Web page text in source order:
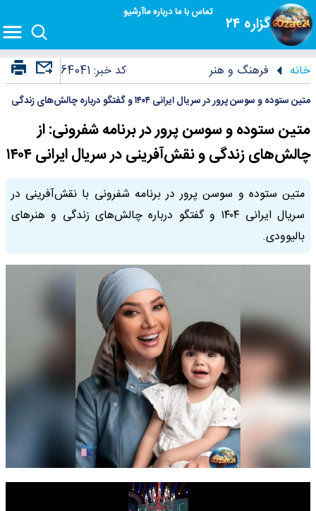
گزاره ۲۴
تماس با مادرباره ماآرشیو
خانه فرهنگ و هنر کد خبر:64041
متین ستوده و سوسن پرور در سریال ایرانی ۱۴۰۴ و گفتگو درباره چالش‌های زندگی
متین ستوده و سوسن پرور در برنامه شفرونی: از
چالش‌های زندگی و نقش‌آفرینی در سریال ایرانی ۱۴۰۴
متین ستوده و سوسن پرور در برنامه شفرونی با نقش‌آفرینی در
سریال ایرانی ۱۴۰۴ و گفتگو درباره چالش‌های زندگی و هنرهای
بالیوودی.